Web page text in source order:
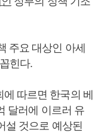
주요 대상인 아세
힌다.
따르면 한국의 베
달러에 이르러 유
설 것으로 예상된